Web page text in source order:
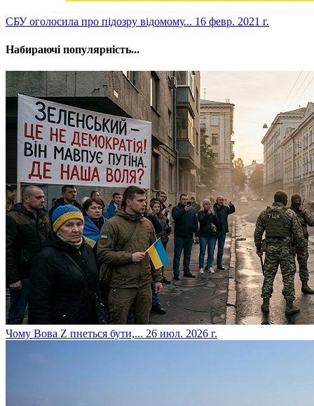
​СБУ оголосила про підозру відомому... 16 февр. 2021 г.
Набираючі популярність...
​Чому Вова Z пнеться бути,... 26 июл. 2026 г.